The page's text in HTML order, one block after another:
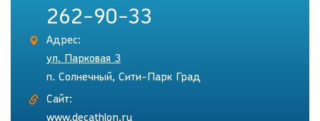
262-90-33
Адрес:
ул. Парковая 3
п. Солнечный, Сити-Парк Град
Сайт:
www.decathlon.ru